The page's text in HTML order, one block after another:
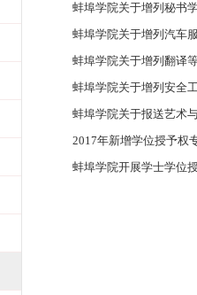
蚌埠学院关于增列秘书
蚌埠学院关于增列汽车
蚌埠学院关于增列翻译
蚌埠学院关于增列安全
蚌埠学院关于报送艺术
2017年新增学位授予权
蚌埠学院开展学士学位